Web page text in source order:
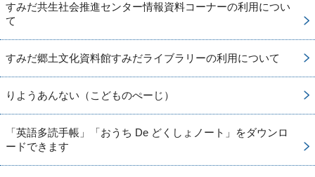
すみだ共生社会推進センター情報資料コーナーの利用につい
て
すみだ郷土文化資料館すみだライブラリーの利用について
りようあんない（こどものぺーじ）
「英語多読手帳」「おうち De どくしょノート」をダウンロ
ードできます